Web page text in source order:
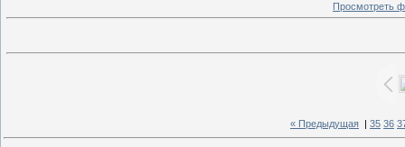
Просмотреть
« Предыдущая 35 36